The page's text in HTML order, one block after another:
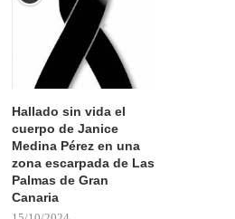
Hallado sin vida el
cuerpo de Janice
Medina Pérez en una
zona escarpada de Las
Palmas de Gran
Canaria